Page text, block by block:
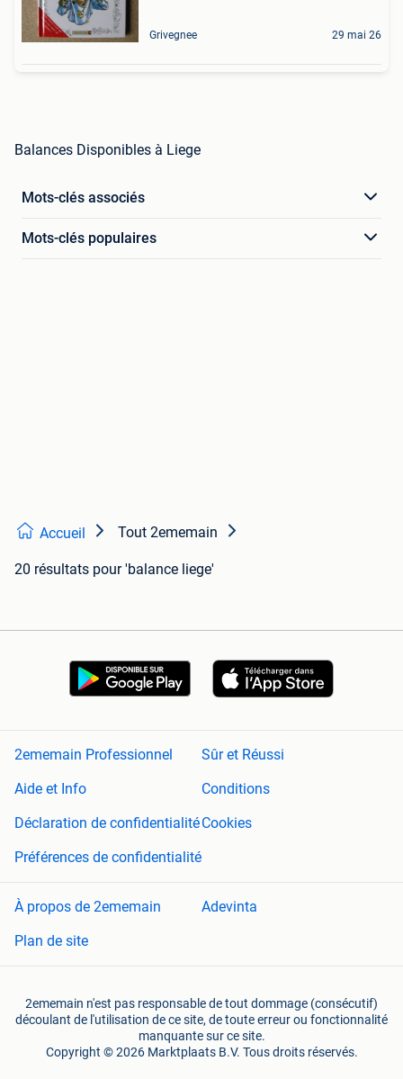
Grivegnee 29 mai 26
Balances Disponibles à Liege
Mots-clés associés
Mots-clés populaires
Accueil Tout 2ememain
20 résultats pour 'balance liege'
2ememain Professionnel
Sûr et Réussi
Aide et Info
Conditions
Déclaration de confidentialitéCookies
Préférences de confidentialité
À propos de 2ememain
Adevinta
Plan de site
2ememain n'est pas responsable de tout dommage (consécutif)
découlant de l'utilisation de ce site, de toute erreur ou fonctionnalité
manquante sur ce site.
Copyright © 2026 Marktplaats B.V. Tous droits réservés.